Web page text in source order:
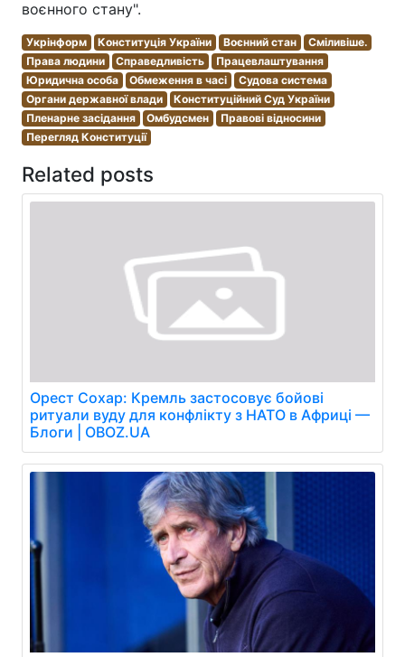
воєнного стану".
Укрінформ Конституція України Воєнний стан
Сміливіше.
Права людини
Справедливість
Працевлаштування
Юридична особа
Обмеження в часі
Судова система
Органи державної влади
Конституційний Суд України
Пленарне засідання
Омбудсмен
Правові відносини
Перегляд Конституції
Related posts
Орест Сохар: Кремль застосовує бойові
ритуали вуду для конфлікту з НАТО в Африці —
Блоги | OBOZ.UA